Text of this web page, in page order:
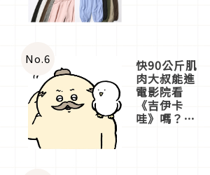
No.6 快90公斤肌
肉大叔能進
電影院看
《吉伊卡
哇》嗎？日